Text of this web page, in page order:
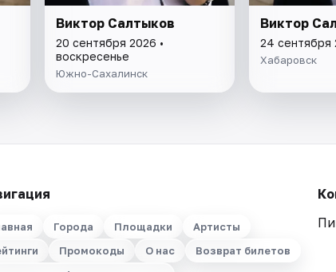
Виктор Салтыков
20 сентября 2026 •
воскресенье
Южно-Сахалинск
Виктор
24 сентября
Хабаровск
Города Площадки
Артисты
Промокоды О нас
Возврат билетов